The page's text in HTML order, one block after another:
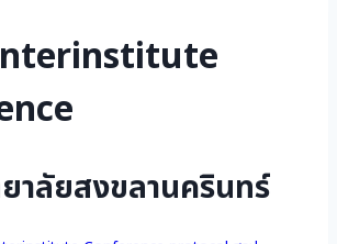
าลัยสงขลานครินทร์